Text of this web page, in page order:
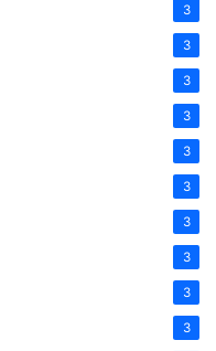
3
3
3
3
3
3
3
3
3
3